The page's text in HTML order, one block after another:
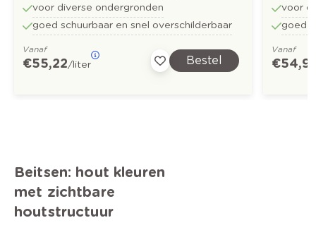
voor diverse ondergronden
goed schuurbaar en snel overschilderbaar
Vanaf
€ 55,22/liter Bestel
voor
goed
Vanaf
€
Beitsen: hout kleuren
met zichtbare
houtstructuur